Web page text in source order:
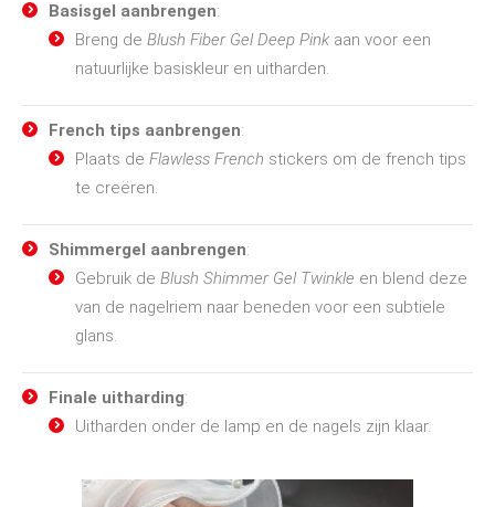
Basisgel aanbrengen:
Breng de Blush Fiber Gel Deep Pink aan voor een
natuurlijke basiskleur en uitharden.
French tips aanbrengen:
Plaats de Flawless French stickers om de french tips
te creëren.
Shimmergel aanbrengen:
Gebruik de Blush Shimmer Gel Twinkle en blend deze
van de nagelriem naar beneden voor een subtiele
glans.
Finale uitharding:
Uitharden onder de lamp en de nagels zijn klaar.